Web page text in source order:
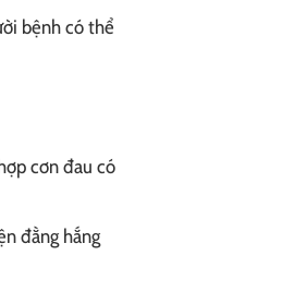
bệnh có thể
cơn đau có
đằng hắng